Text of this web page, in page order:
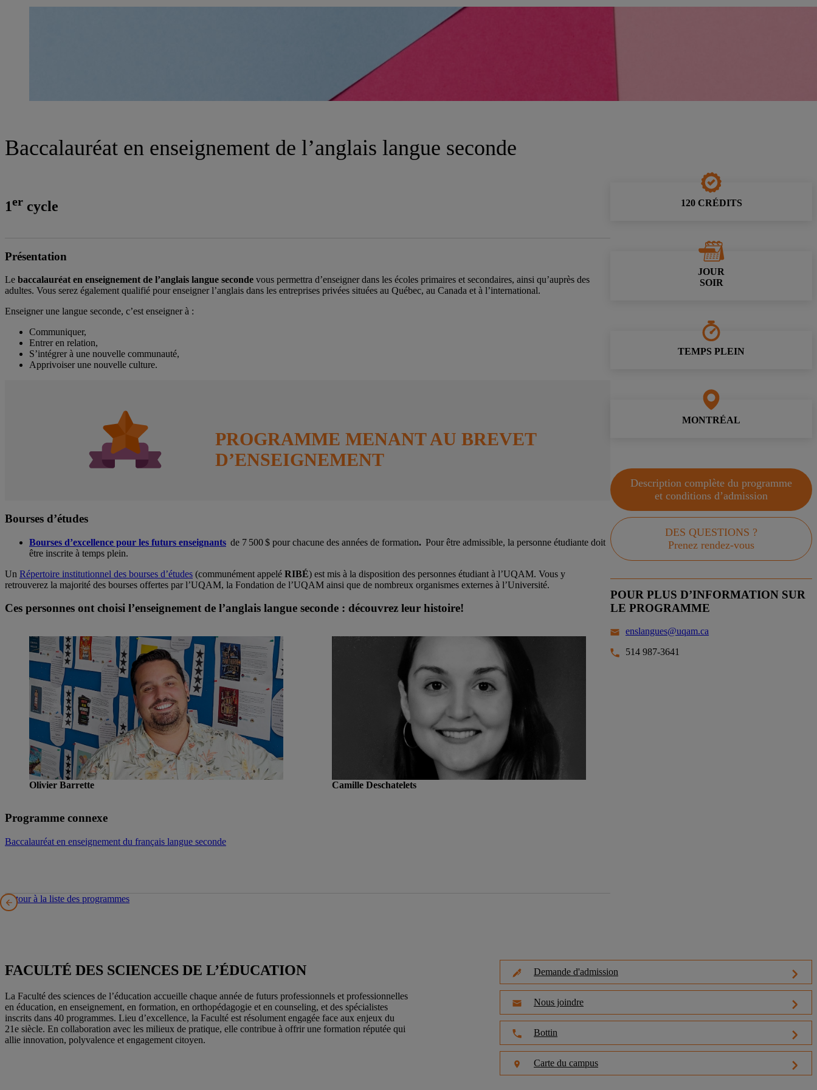
Baccalauréat en enseignement de l’anglais langue seconde
1er cycle
Présentation
Le baccalauréat en enseignement de l’anglais langue seconde vous permettra d’enseigner dans les écoles primaires et secondaires, ainsi qu’auprès des
adultes. Vous serez également qualifié pour enseigner l’anglais dans les entreprises privées situées au Québec, au Canada et à l’international.
Enseigner une langue seconde, c’est enseigner à :
Communiquer,
Entrer en relation,
S’intégrer à une nouvelle communauté,
Apprivoiser une nouvelle culture.
PROGRAMME MENANT AU BREVET
D’ENSEIGNEMENT
Bourses d’études
Bourses d’excellence pour les futurs enseignants de 7 500 $ pour chacune des années de formation. Pour être admissible, la personne étudiante doit
être inscrite à temps plein.
Un Répertoire institutionnel des bourses d’études (communément appelé RIBÉ) est mis à la disposition des personnes étudiant à l’UQAM. Vous y
retrouverez la majorité des bourses offertes par l’UQAM, la Fondation de l’UQAM ainsi que de nombreux organismes externes à l’Université.
Ces personnes ont choisi l’enseignement de l’anglais langue seconde : découvrez leur histoire!
Olivier Barrette Camille Deschatelets
Programme connexe
Baccalauréat en enseignement du français langue seconde
Retour à la liste des programmes
120 CRÉDITS
JOUR
SOIR
TEMPS PLEIN
MONTRÉAL
Description complète du programme
et conditions d’admission
DES QUESTIONS ?
Prenez rendez-vous
POUR PLUS D’INFORMATION SUR
LE PROGRAMME
enslangues@uqam.ca
514 987-3641
FACULTÉ DES SCIENCES DE L’ÉDUCATION
La Faculté des sciences de l’éducation accueille chaque année de futurs professionnels et professionnelles
en éducation, en enseignement, en formation, en orthopédagogie et en counseling, et des spécialistes
inscrits dans 40 programmes. Lieu d’excellence, la Faculté est résolument engagée face aux enjeux du
21e siècle. En collaboration avec les milieux de pratique, elle contribue à offrir une formation réputée qui
allie innovation, polyvalence et engagement citoyen.
Demande d'admission
Nous joindre
Bottin
Carte du campus